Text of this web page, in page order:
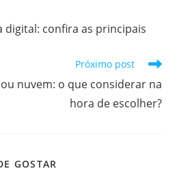
digital: confira as principais
Próximo post
nuvem: o que considerar na
hora de escolher?
GOSTAR